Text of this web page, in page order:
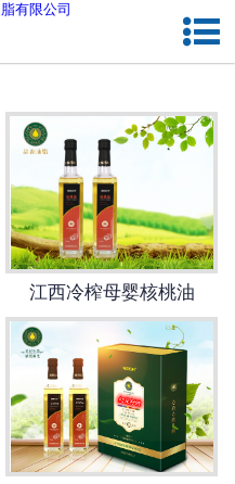
江西OEM代加工
江西来料代工
江西冷榨母婴核桃油